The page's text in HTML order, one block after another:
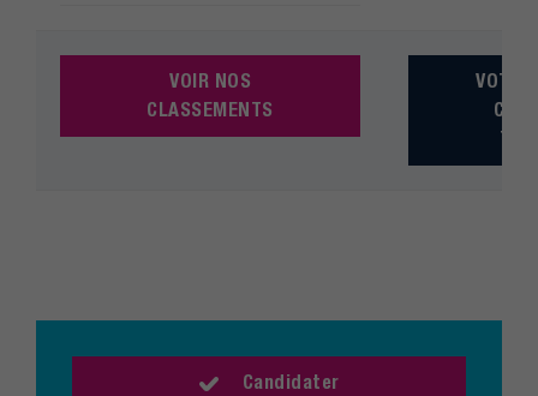
Candidater
VOIR NOS
CLASSEMENTS
VOTRE